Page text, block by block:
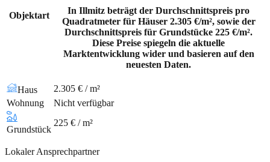
Objektart
In Illmitz beträgt der Durchschnittspreis pro
Quadratmeter für Häuser 2.305 €/m², sowie der
Durchschnittspreis für Grundstücke 225 €/m².
Diese Preise spiegeln die aktuelle
Marktentwicklung wider und basieren auf den
neuesten Daten.
Haus
2.305 € / m²
Wohnung
Nicht verfügbar
Grundstück
225 € / m²
Lokaler Ansprechpartner